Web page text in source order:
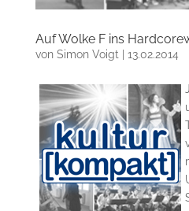
Auf Wolke F ins
von Simon Voigt 13.02.2014